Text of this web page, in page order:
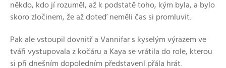
někdo, kdo jí rozuměl, až k podstatě toho, kým byla, a bylo
skoro zločinem, že až doteď neměli čas si promluvit.
Pak ale vstoupil dovnitř a Vannifar s kyselým výrazem ve
tváři vystupovala z kočáru a Kaya se vrátila do role, kterou
si při dnešním dopoledním představení přála hrát.